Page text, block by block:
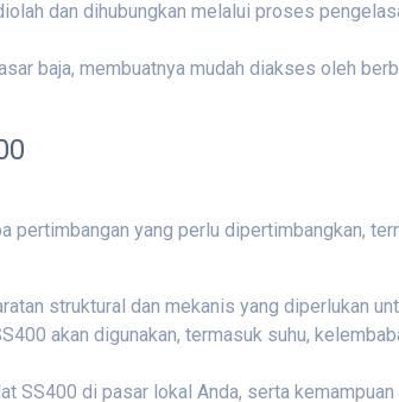
dan dihubungkan melalui proses
baja, membuatnya mudah diakses oleh
pertimbangan yang perlu dipertimbangkan,
struktural dan mekanis yang diperlukan
akan digunakan, termasuk suhu,
SS400 di pasar lokal Anda, serta